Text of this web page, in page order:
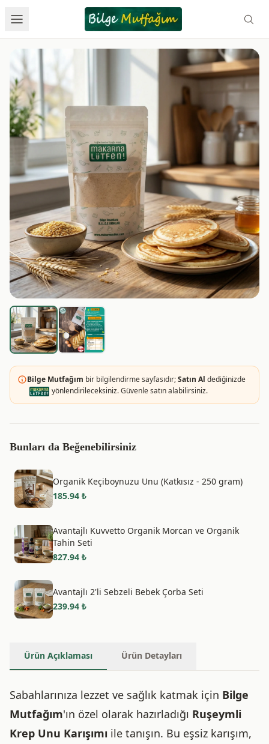
Bilge Mutfağım bir bilgilendirme sayfasıdır;Satın Al dediğinizde
yönlendirileceksiniz. Güvenle satın alabilirsiniz.
Bunları da Beğenebilirsiniz
Organik Keçiboynuzu Unu (Katkısız - 250 gram)
185.94 ₺
Avantajlı Kuvvetto Organik Morcan ve Organik
Tahin Seti
827.94 ₺
Avantajlı 2'li Sebzeli Bebek Çorba Seti
239.94 ₺
Ürün Açıklaması Ürün Detayları
Sabahlarınıza lezzet ve sağlık katmak için Bilge
Mutfağım'ın özel olarak hazırladığı Ruşeymli
Krep Unu Karışımı ile tanışın. Bu eşsiz karışım,